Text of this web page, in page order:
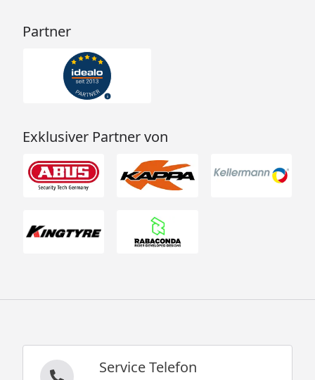
Partner
Exklusiver Partner von
Service Telefon